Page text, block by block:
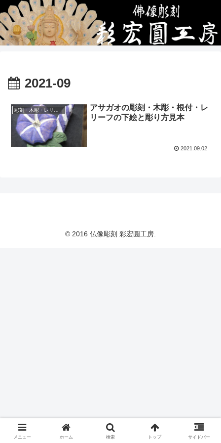
2021-09
アサガオの彫刻・木彫・根付・レ
リーフの下絵と彫り方見本
2021.09.02
© 2016 仏像彫刻 彩宏圓工房.
メニュー ホーム 検索 トップ サイドバー